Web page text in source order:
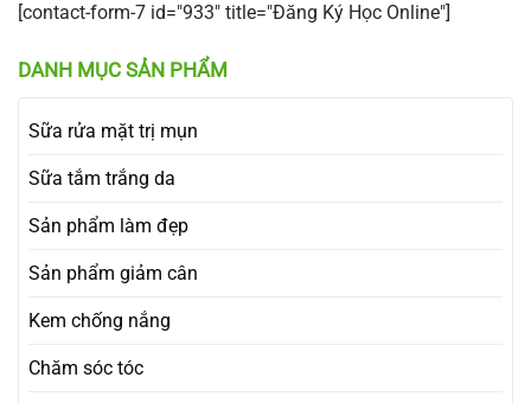
[contact-form-7 id="933" title="Đăng Ký Học Online"]
DANH MỤC SẢN PHẨM
Sữa rửa mặt trị mụn
Sữa tắm trắng da
Sản phẩm làm đẹp
Sản phẩm giảm cân
Kem chống nắng
Chăm sóc tóc